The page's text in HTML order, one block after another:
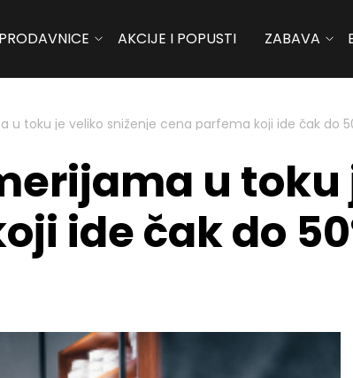
AKCIJE I POPUSTI ZABAVA
u toku je veliko sniženje cena parfema koji ide čak do
u
ide čak do